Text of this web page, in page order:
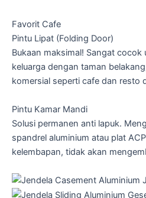
Favorit Cafe
Pintu Lipat (Folding Door)
Bukaan maksimal! Sangat
keluarga dengan taman
komersial seperti cafe dan resto
Pintu Kamar Mandi
Solusi permanen anti lapuk.
spandrel aluminium atau plat
kelembapan, tidak akan